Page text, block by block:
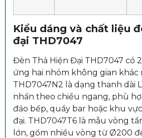
Kiểu dáng và chất liệu
đại THD7047
Đèn Thả Hiện Đại THD7047 có
ứng hai nhóm không gian khác
THD7047N2 là dạng thanh dài
nhấn theo chiều ngang, phù
đảo bếp, quầy bar hoặc khu
đại. THD7047T6 là mẫu vòng
lớn, gồm nhiều vòng từ Ø200